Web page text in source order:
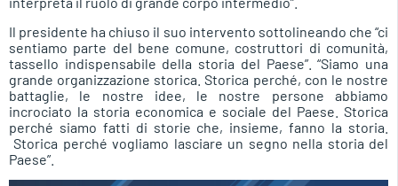
Il presidente ha chiuso il suo intervento sottolineando che “ci
sentiamo parte del bene comune, costruttori di comunità,
tassello indispensabile della storia del Paese”. “Siamo una
grande organizzazione storica. Storica perché, con le nostre
battaglie, le nostre idee, le nostre persone abbiamo
incrociato la storia economica e sociale del Paese. Storica
perché siamo fatti di storie che, insieme, fanno la storia.
Storica perché vogliamo lasciare un segno nella storia del
Paese”.